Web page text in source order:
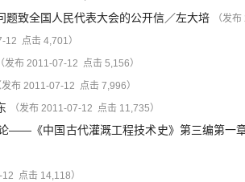
题致全国人民代表大会的公开信／左大培 （发
12 点击 4,701）
（发布 2011-07-12 点击 5,156）
发布 2011-07-12 点击 7,996）
（发布 2011-07-12 点击 11,735）
——《中国古代灌溉工程技术史》第三编第一
12 点击 14,118）